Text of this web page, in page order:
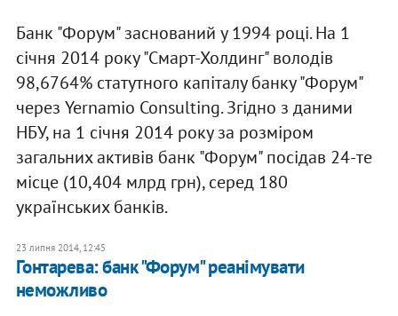
Банк "Форум" заснований у 1994 році. На 1
січня 2014 року "Смарт-Холдинг" володів
98,6764% статутного капіталу банку "Форум"
через Yernamio Consulting. Згідно з даними
НБУ, на 1 січня 2014 року за розміром
загальних активів банк "Форум" посідав 24-те
місце (10,404 млрд грн), серед 180
українських банків.
23 липня 2014, 12:45
Гонтарева: банк "Форум" реанімувати
неможливо